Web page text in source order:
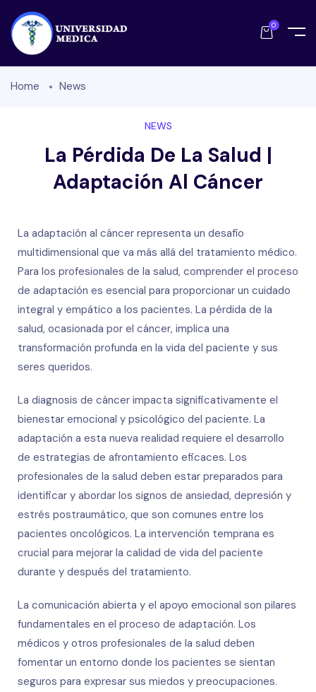
0
Home News
NEWS
La Pérdida De La Salud |
Adaptación Al Cáncer
La adaptación al cáncer representa un desafío
multidimensional que va más allá del tratamiento médico.
Para los profesionales de la salud, comprender el proceso
de adaptación es esencial para proporcionar un cuidado
integral y empático a los pacientes. La pérdida de la
salud, ocasionada por el cáncer, implica una
transformación profunda en la vida del paciente y sus
seres queridos.
La diagnosis de cáncer impacta significativamente el
bienestar emocional y psicológico del paciente. La
adaptación a esta nueva realidad requiere el desarrollo
de estrategias de afrontamiento eficaces. Los
profesionales de la salud deben estar preparados para
identificar y abordar los signos de ansiedad, depresión y
estrés postraumático, que son comunes entre los
pacientes oncológicos. La intervención temprana es
crucial para mejorar la calidad de vida del paciente
durante y después del tratamiento.
La comunicación abierta y el apoyo emocional son pilares
fundamentales en el proceso de adaptación. Los
médicos y otros profesionales de la salud deben
fomentar un entorno donde los pacientes se sientan
seguros para expresar sus miedos y preocupaciones.